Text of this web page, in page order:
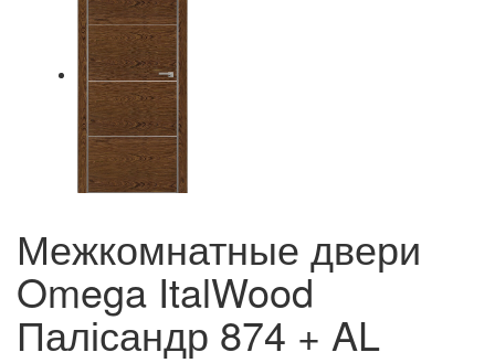
Межкомнатные двери
Omega ItalWood
Палісандр 874 + AL